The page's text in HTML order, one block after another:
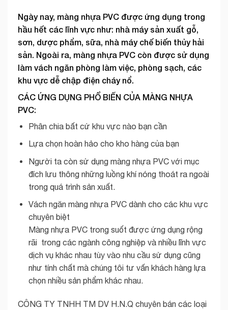
Ngày nay, màng nhựa PVC được ứng dụng trong
hầu hết các lĩnh vực như: nhà máy sản xuất gỗ,
sơn, dược phẩm, sữa, nhà máy chế biến thủy hải
sản. Ngoài ra, màng nhựa PVC còn được sử dụng
làm vách ngăn phòng làm việc, phòng sạch, các
khu vực dễ chập điện cháy nổ.
CÁC ỨNG DỤNG PHỔ BIẾN CỦA MÀNG NHỰA
PVC:
Phân chia bất cứ khu vực nào bạn cần
Lựa chọn hoàn hảo cho kho hàng của bạn
Người ta còn sử dụng màng nhựa PVC với mục
đích lưu thông những luồng khí nóng thoát ra ngoài
trong quá trình sản xuất.
Vách ngăn màng nhựa PVC dành cho các khu vực
chuyên biệt
Màng nhựa PVC trong suốt được ứng dụng rộng
rãi trong các ngành công nghiệp và nhiều lĩnh vực
dịch vụ khác nhau tùy vào nhu cầu sử dụng cũng
như tính chất mà chúng tôi tư vấn khách hàng lựa
chọn nhiều sản phẩm khác nhau.
CÔNG TY TNHH TM DV H.N.Q chuyên bán các loại